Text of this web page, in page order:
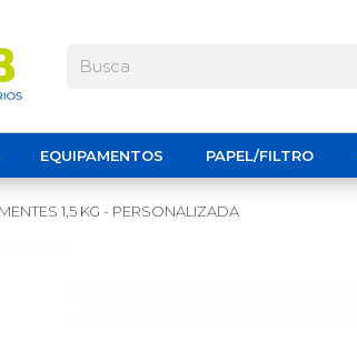
EQUIPAMENTOS PAPEL/FILTRO
1,5 KG - PERSONALIZADA